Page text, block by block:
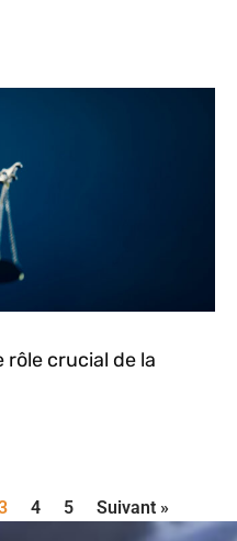
crucial de la
4 5 Suivant »